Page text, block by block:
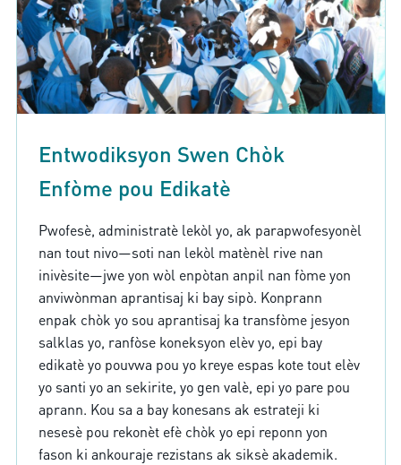
Entwodiksyon Swen Chòk
Enfòme pou Edikatè
Pwofesè, administratè lekòl yo, ak parapwofesyonèl
nan tout nivo—soti nan lekòl matènèl rive nan
inivèsite—jwe yon wòl enpòtan anpil nan fòme yon
anviwònman aprantisaj ki bay sipò. Konprann
enpak chòk yo sou aprantisaj ka transfòme jesyon
salklas yo, ranfòse koneksyon elèv yo, epi bay
edikatè yo pouvwa pou yo kreye espas kote tout elèv
yo santi yo an sekirite, yo gen valè, epi yo pare pou
aprann. Kou sa a bay konesans ak estrateji ki
nesesè pou rekonèt efè chòk yo epi reponn yon
fason ki ankouraje rezistans ak siksè akademik.